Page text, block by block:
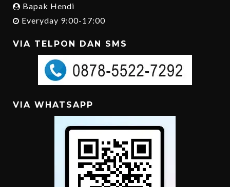
Bapak Hendi
Everyday 9:00-17:00
VIA TELPON DAN SMS
VIA WHATSAPP